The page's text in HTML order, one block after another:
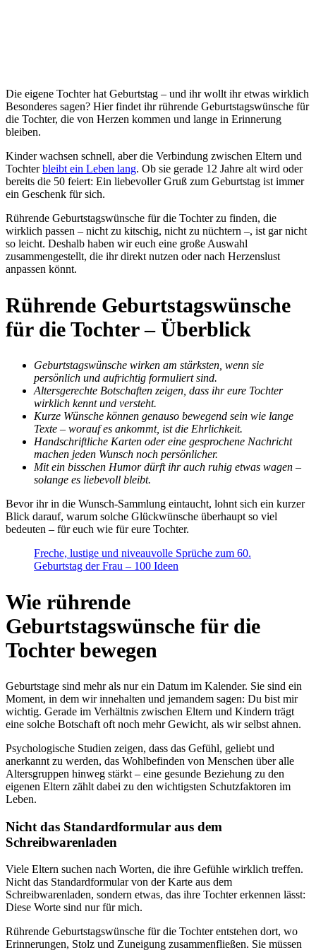
Die eigene Tochter hat Geburtstag – und ihr wollt ihr etwas wirklich
Besonderes sagen? Hier findet ihr rührende Geburtstagswünsche für
die Tochter, die von Herzen kommen und lange in Erinnerung
bleiben.
Kinder wachsen schnell, aber die Verbindung zwischen Eltern und
Tochterbleibt ein Leben lang. Ob sie gerade 12 Jahre alt wird oder
bereits die 50 feiert: Ein liebevoller Gruß zum Geburtstag ist immer
ein Geschenk für sich.
Rührende Geburtstagswünsche für die Tochter zu finden, die
wirklich passen – nicht zu kitschig, nicht zu nüchtern –, ist gar nicht
so leicht. Deshalb haben wir euch eine große Auswahl
zusammengestellt, die ihr direkt nutzen oder nach Herzenslust
anpassen könnt.
Rührende Geburtstagswünsche
für die Tochter – Überblick
Geburtstagswünsche wirken am stärksten, wenn sie
persönlich und aufrichtig formuliert sind.
Altersgerechte Botschaften zeigen, dass ihr eure Tochter
wirklich kennt und versteht.
Kurze Wünsche können genauso bewegend sein wie lange
Texte – worauf es ankommt, ist die Ehrlichkeit.
Handschriftliche Karten oder eine gesprochene Nachricht
machen jeden Wunsch noch persönlicher.
Mit ein bisschen Humor dürft ihr auch ruhig etwas wagen –
solange es liebevoll bleibt.
Bevor ihr in die Wunsch-Sammlung eintaucht, lohnt sich ein kurzer
Blick darauf, warum solche Glückwünsche überhaupt so viel
bedeuten – für euch wie für eure Tochter.
Freche, lustige und niveauvolle Sprüche zum 60.
Geburtstag der Frau – 100 Ideen
Wie rührende
Geburtstagswünsche für die
Tochter bewegen
Geburtstage sind mehr als nur ein Datum im Kalender. Sie sind ein
Moment, in dem wir innehalten und jemandem sagen: Du bist mir
wichtig. Gerade im Verhältnis zwischen Eltern und Kindern trägt
eine solche Botschaft oft noch mehr Gewicht, als wir selbst ahnen.
Psychologische Studien zeigen, dass das Gefühl, geliebt und
anerkannt zu werden, das Wohlbefinden von Menschen über alle
Altersgruppen hinweg stärkt – eine gesunde Beziehung zu den
eigenen Eltern zählt dabei zu den wichtigsten Schutzfaktoren im
Leben.
Nicht das Standardformular aus dem
Schreibwarenladen
Viele Eltern suchen nach Worten, die ihre Gefühle wirklich treffen.
Nicht das Standardformular von der Karte aus dem
Schreibwarenladen, sondern etwas, das ihre Tochter erkennen lässt:
Diese Worte sind nur für mich.
Rührende Geburtstagswünsche für die Tochter entstehen dort, wo
Erinnerungen, Stolz und Zuneigung zusammenfließen. Sie müssen